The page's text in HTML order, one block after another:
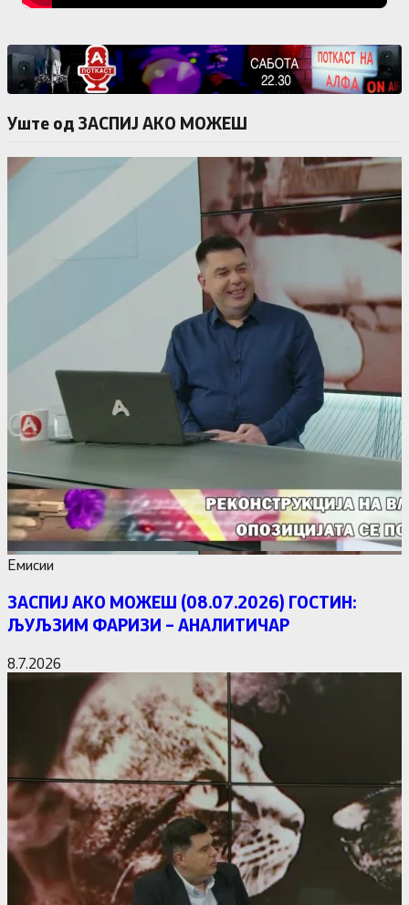
Уште од ЗАСПИЈ АКО МОЖЕШ
Емисии
ЗАСПИЈ АКО МОЖЕШ (08.07.2026) ГОСТИН:
ЉУЉЗИМ ФАРИЗИ – АНАЛИТИЧАР
8.7.2026